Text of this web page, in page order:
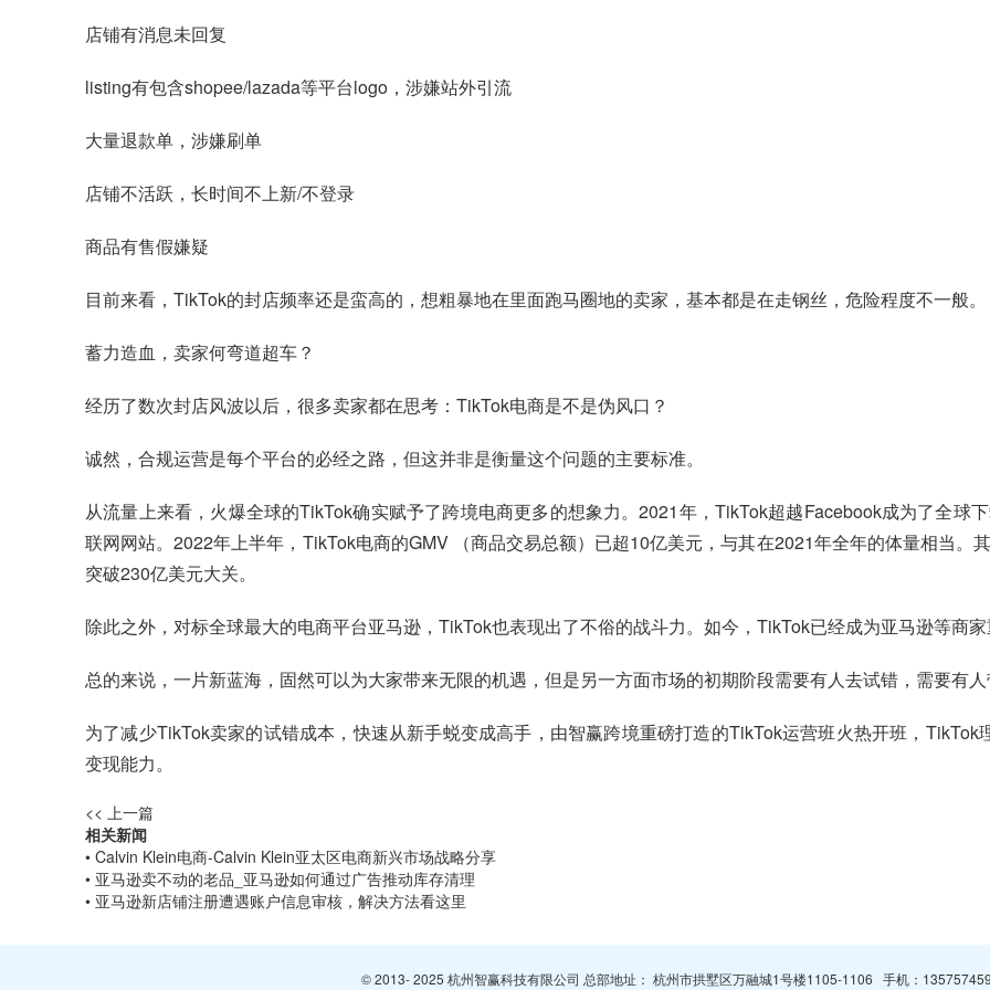
店铺有消息未回复
listing有包含shopee/lazada等平台logo，涉嫌站外引流
大量退款单，涉嫌刷单
店铺不活跃，长时间不上新/不登录
商品有售假嫌疑
目前来看，TikTok的封店频率还是蛮高的，想粗暴地在里面跑马圈地的卖家，基本都是在走钢丝，危险程度不一般。
蓄力造血，卖家何弯道超车？
经历了数次封店风波以后，很多卖家都在思考：TikTok电商是不是伪风口？
诚然，合规运营是每个平台的必经之路，但这并非是衡量这个问题的主要标准。
从流量上来看，火爆全球的TikTok确实赋予了跨境电商更多的想象力。2021年，TikTok超越Facebook成为了全球
联网网站。2022年上半年，TikTok电商的GMV （商品交易总额）已超10亿美元，与其在2021年全年的体量相当。
突破230亿美元大关。
除此之外，对标全球最大的电商平台亚马逊，TikTok也表现出了不俗的战斗力。如今，TikTok已经成为亚马逊等商
总的来说，一片新蓝海，固然可以为大家带来无限的机遇，但是另一方面市场的初期阶段需要有人去试错，需要有
为了减少TikTok卖家的试错成本，快速从新手蜕变成高手，由智赢跨境重磅打造的TikTok运营班火热开班，
变现能力。
<< 上一篇
相关新闻
• Calvin Klein电商-Calvin Klein亚太区电商新兴市场战略分享
• 亚马逊卖不动的老品_亚马逊如何通过广告推动库存清理
• 亚马逊新店铺注册遭遇账户信息审核，解决方法看这里
© 2013- 2025 杭州智赢科技有限公司 总部地址： 杭州市拱墅区万融城1号楼1105-1106 手机：